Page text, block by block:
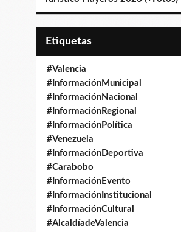
Etiquetas
#Valencia
#InformaciónMunicipal
#InformaciónNacional
#InformaciónRegional
#InformaciónPolítica
#Venezuela
#InformaciónDeportiva
#Carabobo
#InformaciónEvento
#InformaciónInstitucional
#InformaciónCultural
#AlcaldíadeValencia